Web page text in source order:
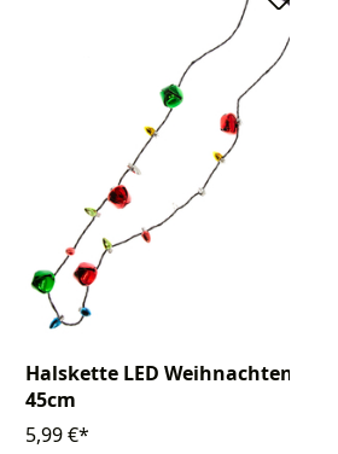
Halskette LED Weihnachten
45cm
5,99 €*